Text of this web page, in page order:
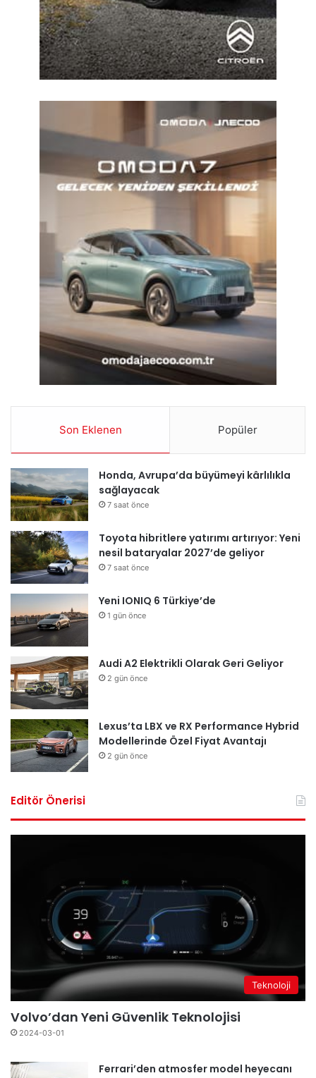
Son Eklenen Popüler
Honda, Avrupa’da büyümeyi kârlılıkla
sağlayacak
7 saat önce
Toyota hibritlere yatırımı artırıyor: Yeni
nesil bataryalar 2027’de geliyor
7 saat önce
Yeni IONIQ 6 Türkiye’de
1 gün önce
Audi A2 Elektrikli Olarak Geri Geliyor
2 gün önce
Lexus’ta LBX ve RX Performance Hybrid
Modellerinde Özel Fiyat Avantajı
2 gün önce
Editör Önerisi
Teknoloji
Volvo’dan Yeni Güvenlik Teknolojisi
2024-03-01
Ferrari’den atmosfer model heyecanı